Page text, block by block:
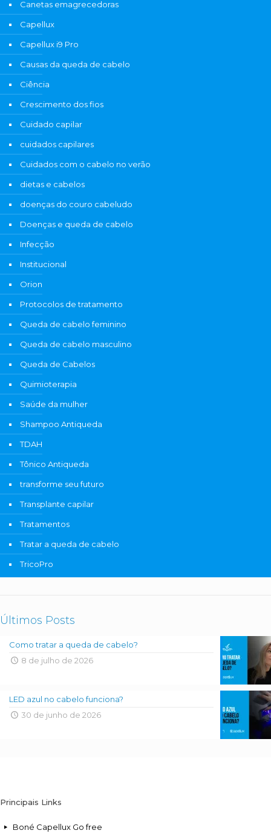
Canetas emagrecedoras
Capellux
Capellux i9 Pro
Causas da queda de cabelo
Ciência
Crescimento dos fios
Cuidado capilar
cuidados capilares
Cuidados com o cabelo no verão
dietas e cabelos
doenças do couro cabeludo
Doenças e queda de cabelo
Infecção
Institucional
Orion
Protocolos de tratamento
Queda de cabelo feminino
Queda de cabelo masculino
Queda de Cabelos
Quimioterapia
Saúde da mulher
Shampoo Antiqueda
TDAH
Tônico Antiqueda
transforme seu futuro
Transplante capilar
Tratamentos
Tratar a queda de cabelo
TricoPro
Últimos Posts
Como tratar a queda de cabelo?
8 de julho de 2026
LED azul no cabelo funciona?
30 de junho de 2026
Principais Links
Boné Capellux Go free